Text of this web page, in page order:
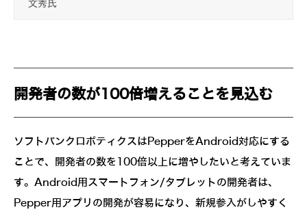
文秀氏
開発者の数が100倍増えることを見込む
ソフトバンクロボティクスはPepperをAndroid対応にする
ことで、開発者の数を100倍以上に増やしたいと考えていま
す。Android用スマートフォン/タブレットの開発者は、
Pepper用アプリの開発が容易になり、新規参入がしやすく